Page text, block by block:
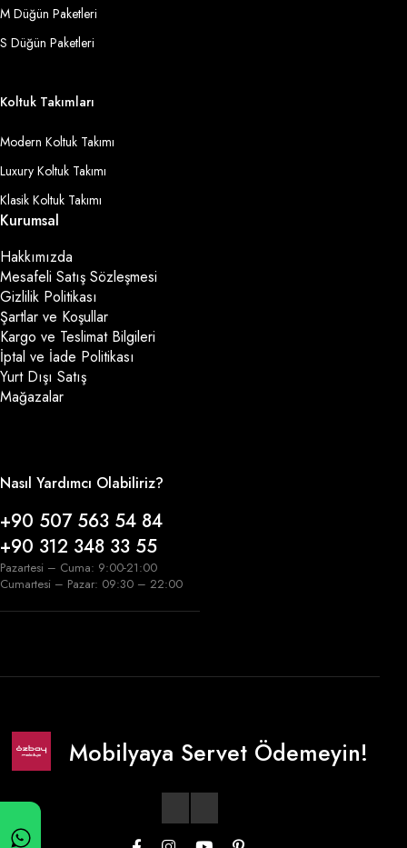
M Düğün Paketleri
S Düğün Paketleri
Koltuk Takımları
Modern Koltuk Takımı
Luxury Koltuk Takımı
Klasik Koltuk Takımı
Kurumsal
Hakkımızda
Mesafeli Satış Sözleşmesi
Gizlilik Politikası
Şartlar ve Koşullar
Kargo ve Teslimat Bilgileri
İptal ve İade Politikası
Yurt Dışı Satış
Mağazalar
Nasıl Yardımcı Olabiliriz?
+90 507 563 54 84
+90 312 348 33 55
Pazartesi – Cuma: 9:00-21:00
Cumartesi – Pazar: 09:30 – 22:00
Mobilyaya Servet Ödemeyin!